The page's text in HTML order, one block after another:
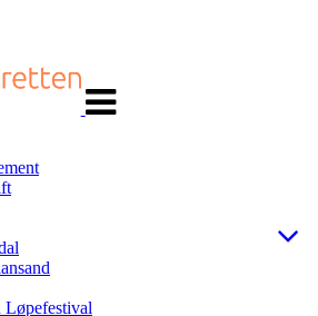
navigasjon
Løpefestival